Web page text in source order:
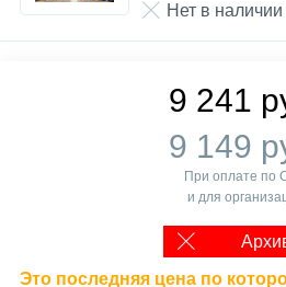
Нет в наличии
9 241
9 149
При оплате по
и для
Это последняя цена по